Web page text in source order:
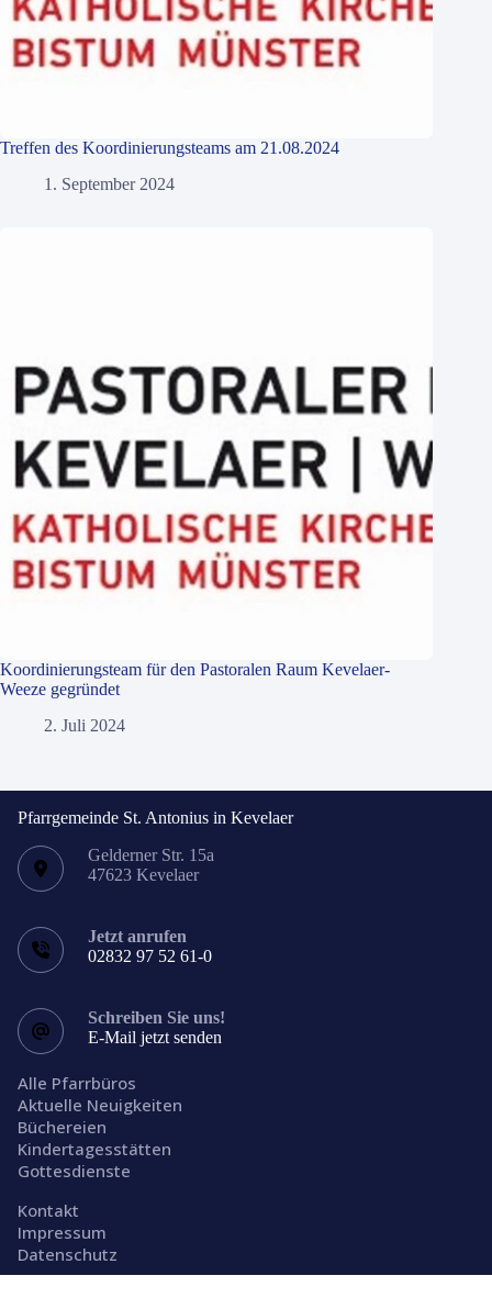
Treffen des Koordinierungsteams am 21.08.2024
1. September 2024
Koordinierungsteam für den Pastoralen Raum Kevelaer-
Weeze gegründet
2. Juli 2024
Pfarrgemeinde St. Antonius in Kevelaer
Gelderner Str. 15a
47623 Kevelaer
Jetzt anrufen
02832 97 52 61-0
Schreiben Sie uns!
E-Mail jetzt senden
Alle Pfarrbüros
Aktuelle Neuigkeiten
Büchereien
Kindertagesstätten
Gottesdienste
Kontakt
Impressum
Datenschutz